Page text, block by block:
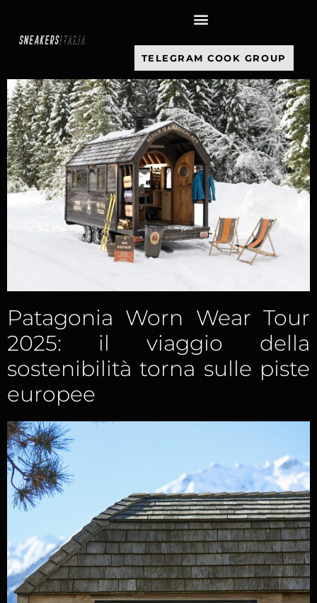
TELEGRAM COOK GROUP
Patagonia Worn Wear Tour
2025: il viaggio della
sostenibilità torna sulle piste
europee